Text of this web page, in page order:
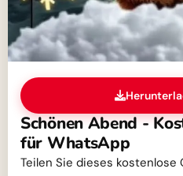
Schönen Abend -
für WhatsApp
Teilen Sie dieses